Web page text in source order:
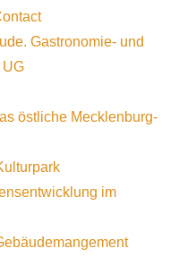
Gastronomie- und
UG
östliche Mecklenburg-
im